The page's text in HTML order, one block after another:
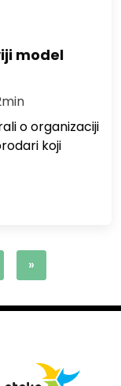
model
o organizaciji
koji
»